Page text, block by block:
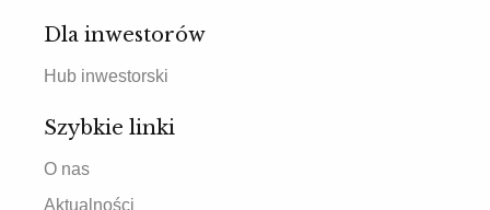
Dla inwestorów
Hub inwestorski
Szybkie linki
O nas
Aktualności